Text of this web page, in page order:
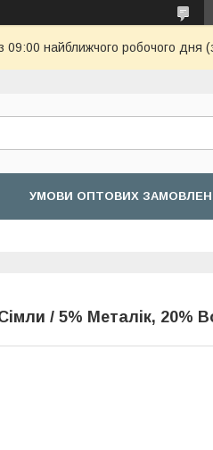
09:00 найближчого робочого дня
УМОВИ ОПТОВИХ
/ 5% Металік, 20%